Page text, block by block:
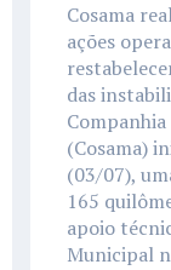
Cosama
ações
das
(Cosama)
(03/07),
165
apoio
Municipal